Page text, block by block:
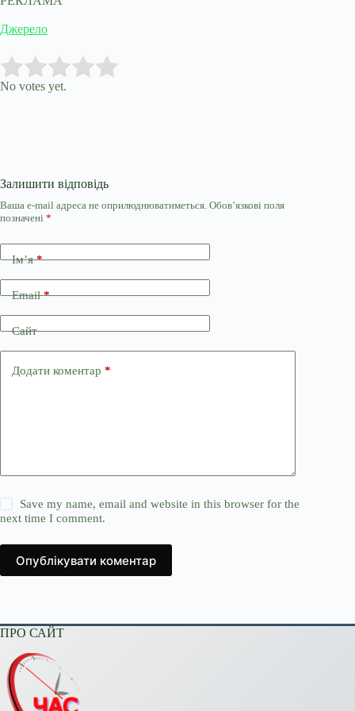
Джерело
Rate this item:
No votes yet.
Залишити відповідь
Ваша e-mail адреса не оприлюднюватиметься. Обов’язкові поля
позначені *
Ім’я*
Email*
Сайт
Додати коментар *
Save my name, email and website in this browser for the
next time I comment.
Опублікувати коментар
ПРО САЙТ